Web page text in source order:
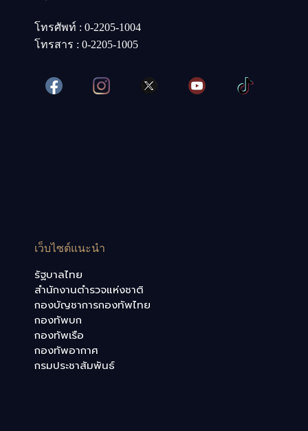
โทรศัพท์ : 0-2205-1004
โทรสาร : 0-2205-1005
เว็บไซต์แนะนำ
รัฐบาลไทย
สำนักงานตำรวจแห่งชาติ
กองบัญชาการกองทัพไทย
กองทัพบก
กองทัพเรือ
กองทัพอากาศ
กรมประชาสัมพันธ์